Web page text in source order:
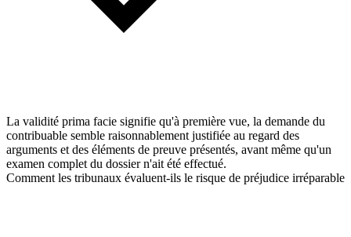
La validité prima facie signifie qu'à première vue, la demande du
contribuable semble raisonnablement justifiée au regard des
arguments et des éléments de preuve présentés, avant même qu'un
examen complet du dossier n'ait été effectué.
Comment les tribunaux évaluent-ils le risque de préjudice irréparable